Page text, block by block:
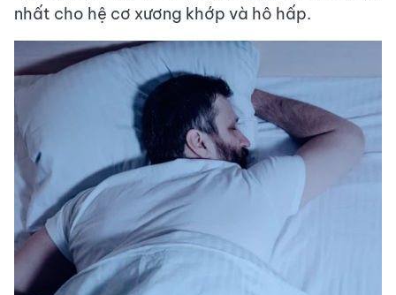
nhất cho hệ cơ xương khớp và hô hấp.